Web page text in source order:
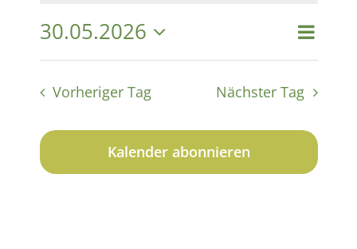
30.
Mai
2026
und
Suche
Tag
30.05.2026
Datum
Vorheriger Tag Nächster Tag
Kalender abonnieren